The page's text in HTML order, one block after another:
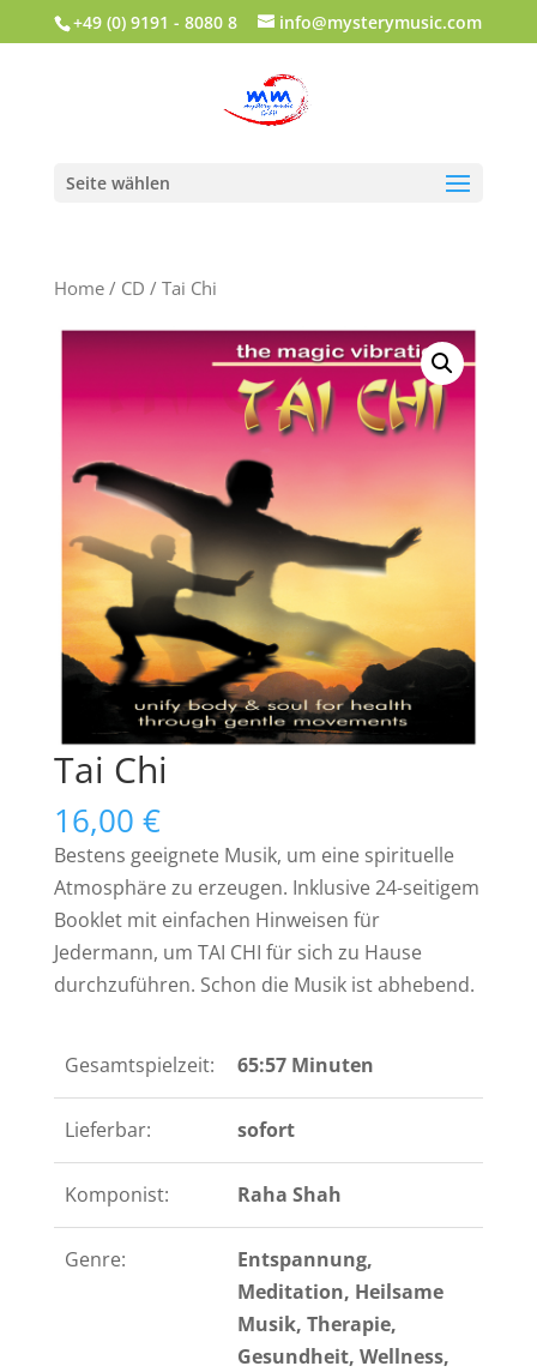
+49 (0) 9191 - 8080 8 info@mysterymusic.com
Seite wählen
Home/ CD / Tai Chi
Tai Chi
16,00 €
Bestens geeignete Musik, um eine spirituelle
Atmosphäre zu erzeugen. Inklusive 24-seitigem
Booklet mit einfachen Hinweisen für
Jedermann, um TAI CHI für sich zu Hause
durchzuführen. Schon die Musik ist abhebend.
Gesamtspielzeit: 65:57 Minuten
Lieferbar: sofort
Komponist: Raha Shah
Genre:
Entspannung,
Meditation, Heilsame
Musik, Therapie,
Gesundheit, Wellness,